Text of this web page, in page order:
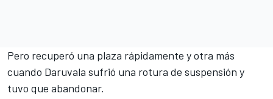
Pero recuperó una plaza rápidamente y otra más
cuando Daruvala sufrió una rotura de suspensión y
tuvo que abandonar.